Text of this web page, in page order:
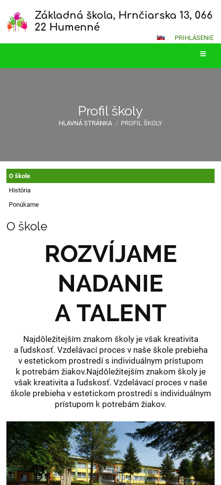
Základná škola, Hrnčiarska 13, 066
22 Humenné
PRIHLÁSENIE
Profil školy
HLAVNÁ STRÁNKA / PROFIL ŠKOLY
Profil
školy
O škole
História
Ponúkame
O škole
ROZVÍJAME
NADANIE
A TALENT
Najdôležitejším znakom školy je však kreativita
a ľudskosť. Vzdelávací proces v naše škole prebieha
v estetickom prostredí s individuálnym prístupom
k potrebám žiakov.Najdôležitejším znakom školy je
však kreativita a ľudskosť. Vzdelávací proces v naše
škole prebieha v estetickom prostredí s individuálnym
prístupom k potrebám žiakov.